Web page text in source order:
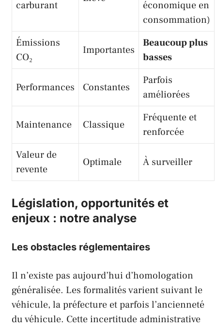
carburant
économique en
consommation)
Émissions
CO₂
Importantes
Beaucoup plus
basses
Performances Constantes
Parfois
améliorées
Maintenance Classique
Fréquente et
renforcée
Valeur de
revente
Optimale À surveiller
Législation, opportunités et
enjeux : notre analyse
Les obstacles réglementaires
Il n’existe pas aujourd’hui d’homologation
généralisée. Les formalités varient suivant le
véhicule, la préfecture et parfois l’ancienneté
du véhicule. Cette incertitude administrative